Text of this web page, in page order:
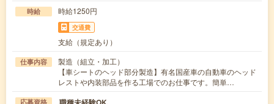
時給 時給1250円
交通費
支給（規定あり）
仕事内容
製造（組立・加工）
【車シートのヘッド部分製造】有名国産車の自動車のヘッド
レストや内装部品を作る工場でのお仕事です。簡単…
応募資格